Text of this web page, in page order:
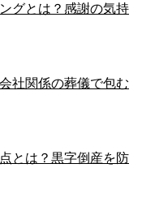
グとは？感謝の気持
社関係の葬儀で包む
とは？黒字倒産を防